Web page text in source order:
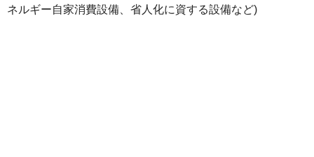
ネルギー自家消費設備、省人化に資する設備など)